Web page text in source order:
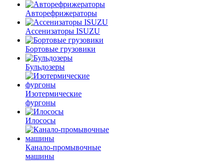
Авторефрижераторы
Ассенизаторы ISUZU
Бортовые грузовики
Бульдозеры
Изотермические
фургоны
Илососы
Канало-промывочные
машины